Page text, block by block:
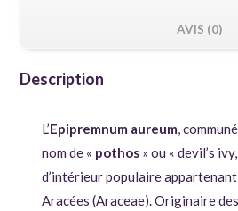
AVIS (0)
Description
L’Epipremnum aureum,
nom de « pothos » ou « devil’s
d’intérieur populaire
Aracées (Araceae). Originaire